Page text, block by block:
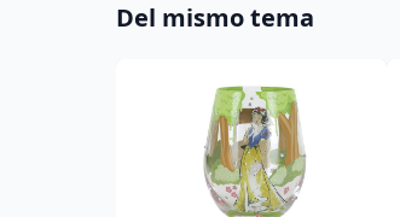
Del mismo tema